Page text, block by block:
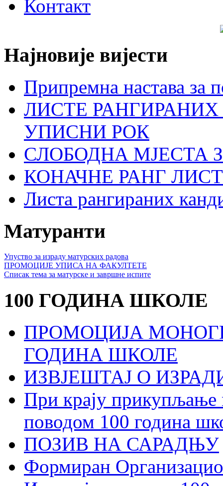
Контакт
Најновије вијести
Припремна настава за
ЛИСТЕ
УПИСНИ РОК
СЛОБОДНА МЈЕСТА
КОНАЧНЕ РАНГ
Листа рангираних
Матуранти
Упуство за израду матурских радова
ПРОМОЦИЈЕ УПИСА НА ФАКУЛТЕТЕ
Списак тема за матурске и завршне испите
100 ГОДИНА ШКОЛЕ
ПРОМОЦИЈА
ГОДИНА ШКОЛЕ
ИЗВЈЕШТАЈ О
При крају прикупљање
поводом 100 година
ПОЗИВ НА САРАДЊУ
Формиран